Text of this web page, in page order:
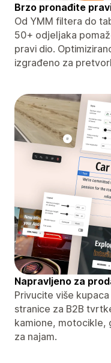
Brzo pronađite
Od YMM filtera do
50+ odjeljaka
pravi dio.
izgrađeno za
Napravljeno za
Privucite više
stranice za B2B
kamione, motocikle,
za najam.